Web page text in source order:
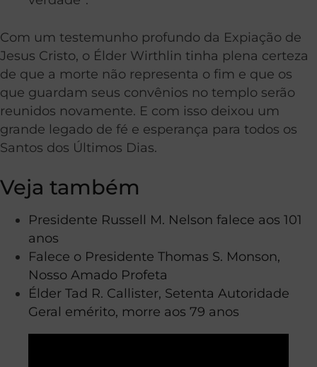
Com um testemunho profundo da Expiação de
Jesus Cristo, o Élder Wirthlin tinha plena certeza
de que a morte não representa o fim e que os
que guardam seus convênios no templo serão
reunidos novamente. E com isso deixou um
grande legado de fé e esperança para todos os
Santos dos Últimos Dias.
Veja também
Presidente Russell M. Nelson falece aos 101
anos
Falece o Presidente Thomas S. Monson,
Nosso Amado Profeta
Élder Tad R. Callister, Setenta Autoridade
Geral emérito, morre aos 79 anos